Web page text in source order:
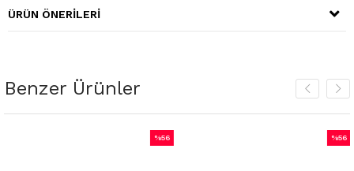
ÜRÜN ÖNERILERI
Benzer Ürünler
%56
%56